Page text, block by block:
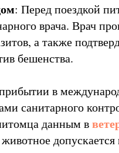
: Перед поездкой
врача. Врач
а также
бешенства.
в
санитарного
данным в
допускается